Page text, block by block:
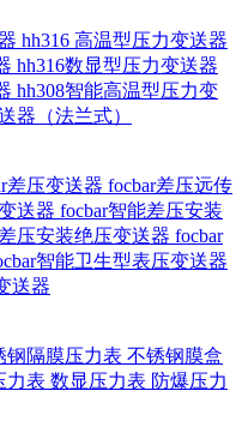
hh316 高温型压力变送器
hh316数显型压力变送器
hh308智能高温型压力变
器（法兰式）
差压变送器 focbar差压远传
送器 focbar智能差压安装
压安装绝压变送器 focbar
智能卫生型表压变送器
送器
钢隔膜压力表 不锈钢膜盒
力表 数显压力表 防爆压力